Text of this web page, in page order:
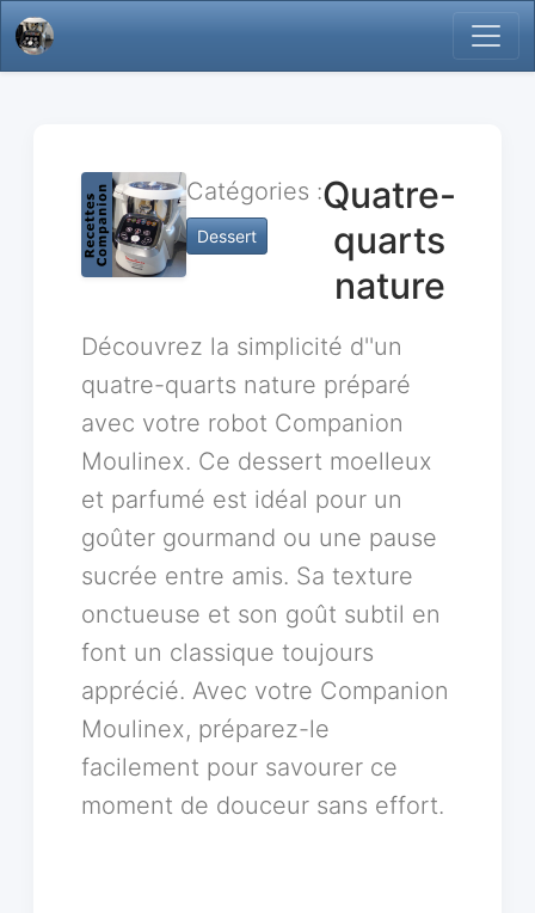
Catégories :
Dessert
Quatre-
quarts
nature
Découvrez la simplicité d''un
quatre-quarts nature préparé
avec votre robot Companion
Moulinex. Ce dessert moelleux
et parfumé est idéal pour un
goûter gourmand ou une pause
sucrée entre amis. Sa texture
onctueuse et son goût subtil en
font un classique toujours
apprécié. Avec votre Companion
Moulinex, préparez-le
facilement pour savourer ce
moment de douceur sans effort.